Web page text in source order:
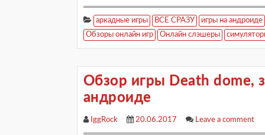
аркадные игры ВСЕ СРАЗУ
игры на андроиде
Обзоры онлайн игр
Онлайн слэшеры
Обзор игры Death dome,
андроиде
IggRock 20.06.2017 Leave a comment